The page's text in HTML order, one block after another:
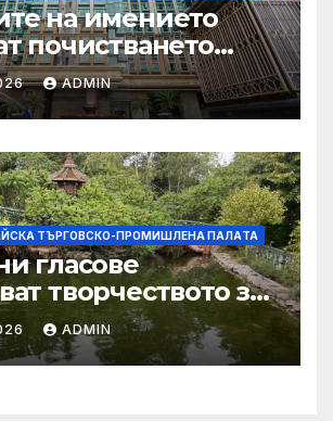
на имението
почистването
случай на
на плъхове в града
ADMIN
ТЪРГОВСКО-ПРОМИШЛЕНА ПАЛAТА
гласове
творчеството за
градове в Wuxi
ADMIN